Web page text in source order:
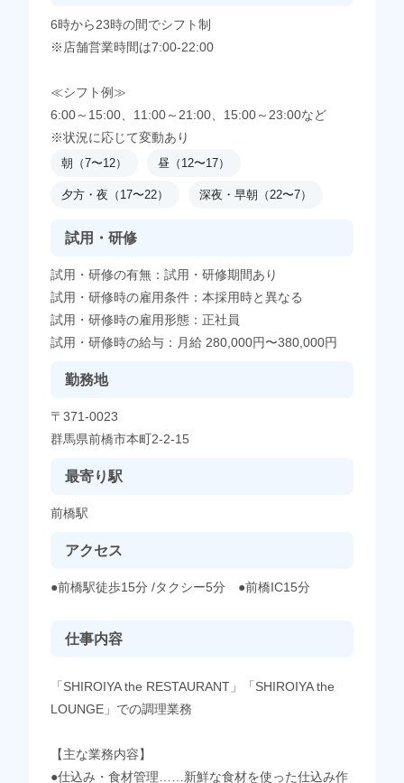
6時から23時の間でシフト制
※店舗営業時間は7:00-22:00
≪シフト例≫
6:00～15:00、11:00～21:00、15:00～23:00など
※状況に応じて変動あり
朝（7〜12） 昼（12〜17）
夕方・夜（17〜22） 深夜・早朝（22〜7）
試用・研修
試用・研修の有無：試用・研修期間あり
試用・研修時の雇用条件：本採用時と異なる
試用・研修時の雇用形態：正社員
試用・研修時の給与：月給 280,000円〜380,000円
勤務地
〒371-0023
群馬県前橋市本町2-2-15
最寄り駅
前橋駅
アクセス
●前橋駅徒歩15分 /タクシー5分 ●前橋IC15分
仕事内容
「SHIROIYA the RESTAURANT」「SHIROIYA the
LOUNGE」での調理業務
【主な業務内容】
●仕込み・食材管理……新鮮な食材を使った仕込み作